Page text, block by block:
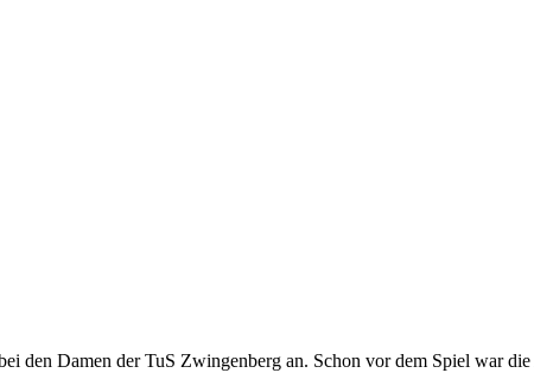
den Damen der TuS Zwingenberg an. Schon vor dem Spiel war